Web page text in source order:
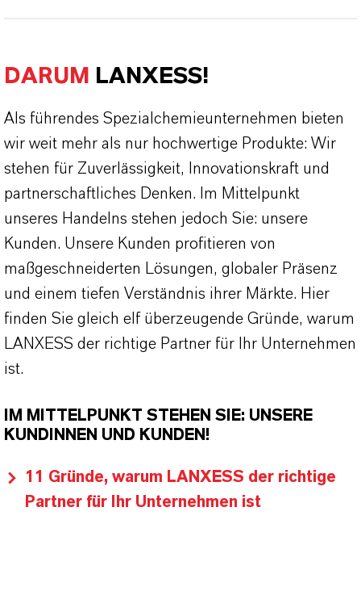
DARUM LANXESS!
Als führendes Spezialchemieunternehmen bieten
wir weit mehr als nur hochwertige Produkte: Wir
stehen für Zuverlässigkeit, Innovationskraft und
partnerschaftliches Denken. Im Mittelpunkt
unseres Handelns stehen jedoch Sie: unsere
Kunden. Unsere Kunden profitieren von
maßgeschneiderten Lösungen, globaler Präsenz
und einem tiefen Verständnis ihrer Märkte. Hier
finden Sie gleich elf überzeugende Gründe, warum
LANXESS der richtige Partner für Ihr Unternehmen
ist.
IM MITTELPUNKT STEHEN SIE: UNSERE
KUNDINNEN UND KUNDEN!
11 Gründe, warum LANXESS der richtige
Partner für Ihr Unternehmen ist